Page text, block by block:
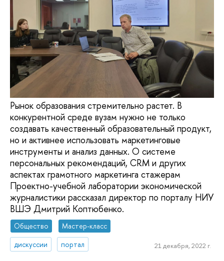
Рынок образования стремительно растет. В
конкурентной среде вузам нужно не только
создавать качественный образовательный продукт,
но и активнее использовать маркетинговые
инструменты и анализ данных. О системе
персональных рекомендаций, CRM и других
аспектах грамотного маркетинга стажерам
Проектно-учебной лаборатории экономической
журналистики рассказал директор по порталу НИУ
ВШЭ Дмитрий Коптюбенко.
Общество
Мастер-класс
дискуссии
портал 21 декабря, 2022 г.